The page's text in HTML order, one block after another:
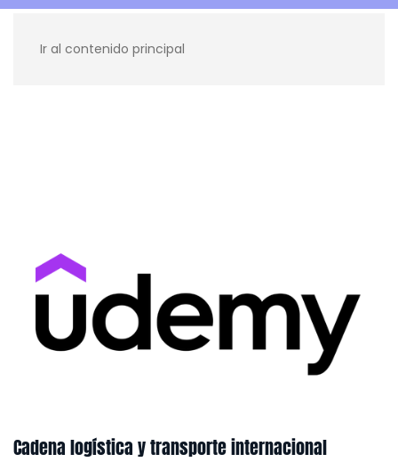
Ir al contenido principal
Cadena logística y transporte internacional